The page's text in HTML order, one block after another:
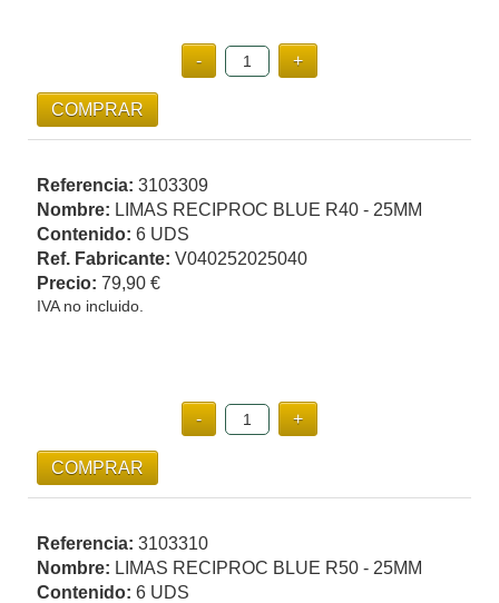
Referencia: 3103309
Nombre: LIMAS RECIPROC BLUE R40 - 25MM
Contenido: 6 UDS
Ref. Fabricante: V040252025040
Precio: 79,90 €
IVA no incluido.
Referencia: 3103310
Nombre: LIMAS RECIPROC BLUE R50 - 25MM
Contenido: 6 UDS